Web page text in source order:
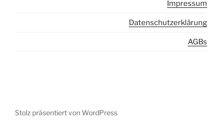
Impressum
Datenschutzerklärung
AGBs
Stolz präsentiert von WordPress